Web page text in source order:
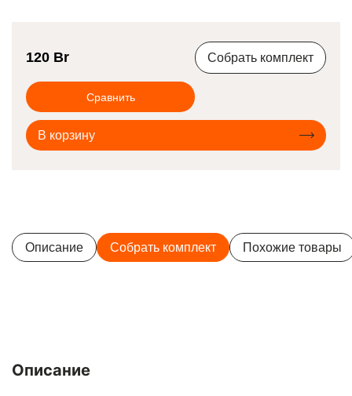
120 Br Собрать комплект
Сравнить
В корзину
Описание Собрать комплект Похожие товары
Описание